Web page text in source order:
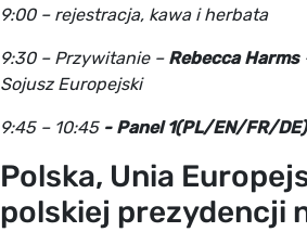
9:00 – rejestracja, kawa i herbata
9:30 – Przywitanie – Rebecca Harms
Sojusz Europejski
9:45 – 10:45- Panel 1(PL/EN/FR/DE)
Polska, Unia
polskiej prezydencji